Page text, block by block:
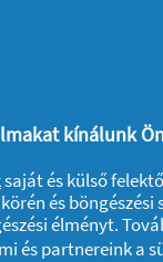
kínálunk
saját és külső
és
élményt.
és partnereink a